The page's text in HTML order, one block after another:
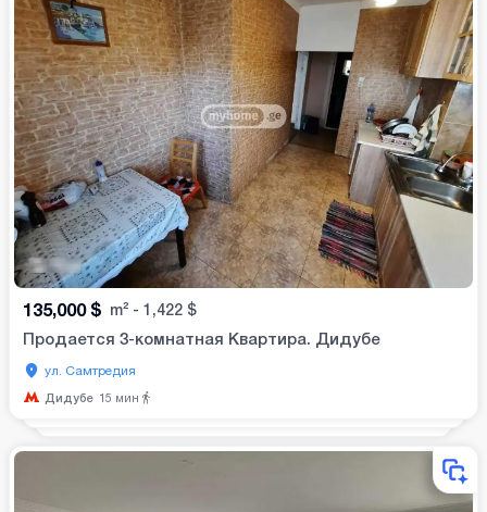
135,000 $ m² - 1,422 $
Продается 3-комнатная Квартира. Дидубе
ул. Самтредия
Дидубе 15 мин